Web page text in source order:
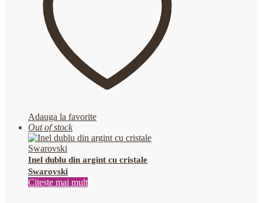
Adauga la favorite
Out of stock
Inel dublu din argint cu cristale
Swarovski
Citește mai mult